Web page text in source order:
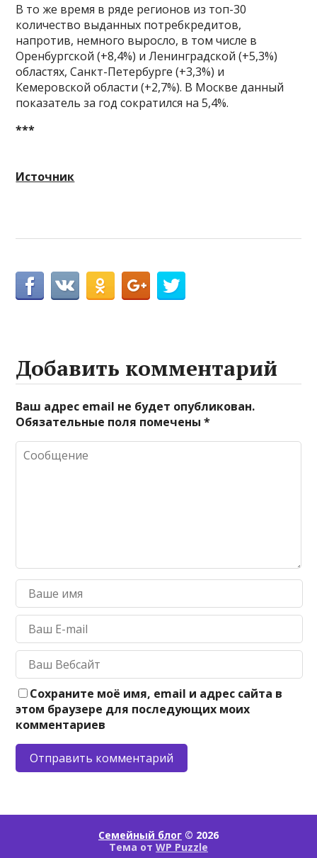
В то же время в ряде регионов из топ-30
количество выданных потребкредитов,
напротив, немного выросло, в том числе в
Оренбургской (+8,4%) и Ленинградской (+5,3%)
областях, Санкт-Петербурге (+3,3%) и
Кемеровской области (+2,7%). В Москве данный
показатель за год сократился на 5,4%.
***
Источник
Добавить комментарий
Ваш адрес email не будет опубликован.
Обязательные поля помечены*
Сохраните моё имя, email и адрес сайта в
этом браузере для последующих моих
комментариев
Семейный блог © 2026
Тема от WP Puzzle